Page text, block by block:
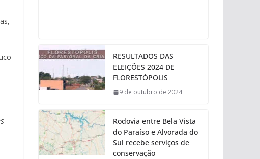
RESULTADOS DAS
ELEIÇÕES 2024 DE
FLORESTÓPOLIS
9 de outubro de 2024
Rodovia entre Bela Vista
do Paraíso e Alvorada do
Sul recebe serviços de
conservação